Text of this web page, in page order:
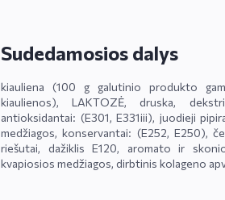
Sudedamosios dalys
kiauliena (100 g galutinio produkto
kiaulienos), LAKTOZĖ, druska,
antioksidantai: (E301, E331iii), juodieji
medžiagos, konservantai: (E252, E250),
riešutai, dažiklis E120, aromato ir
kvapiosios medžiagos, dirbtinis kolageno